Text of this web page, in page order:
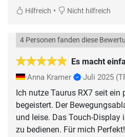
Hilfreich • Nicht hilfreich
Es macht
4 Personen fanden diese
Anna Kramer Juli 2025
Ich nutze Taurus RX7 seit ein
begeistert. Der
und leise. Das Touch-Display
zu bedienen. Für mich Perfekt!